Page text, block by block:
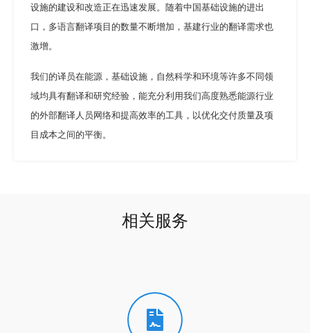
设施的建设和改造正在迅速发展。随着中国基础设施的进出
口，多语言翻译项目的数量不断增加，基建行业的翻译需求也
激增。
我们的译员在能源，基础设施，自然科学和环境等许多不同领
域均具有翻译和研究经验，能充分利用我们高度熟悉能源行业
的外部翻译人员网络和提高效率的工具，以优化交付质量及项
目成本之间的平衡。
相关服务